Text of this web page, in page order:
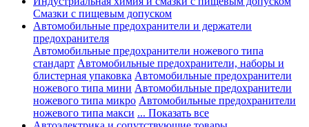
Смазки с пищевым допуском
Автомобильные предохранители и держатели
предохранителя
Автомобильные предохранители ножевого типа
стандарт Автомобильные предохранители, наборы и
блистерная упаковка Автомобильные предохранители
ножевого типа мини Автомобильные предохранители
ножевого типа микро Автомобильные предохранители
ножевого типа макси ... Показать все